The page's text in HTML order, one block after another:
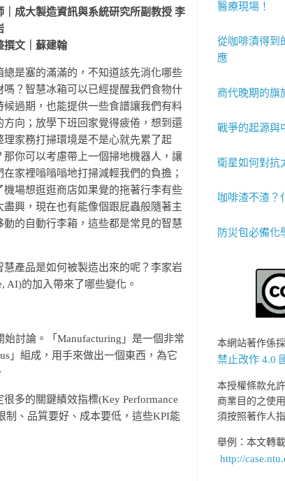
｜成大製造資訊與系統研究所副教授 李
文｜ 蘇建翰
總是塞的滿滿的，不知道該先消化哪些
嗎？智慧冰箱可以已經提醒我們食物什
候過期，也能提供一些食譜讓我們有料
方向；放學下班回家覺得疲倦，想到還
理家務打掃環境是不是心就先累了起
那你可以考慮帶上一個掃地機器人，讓
在家裡嗡嗡嗡地打掃減輕我們的負擔；
機場想逛逛商店如果覺的拖著行李有些
盡興，現在也有能像個跟屁蟲般隨著主
動的自動行李箱，這些都是常見的智慧
產品是如何被製造出來的呢？李家岩
AI)的加入帶來了哪些變化。
討論。「Manufacturing」是一個非常
」組成，用手來做出一個東西，為它
多的關鍵績效指標(Key Performance
制、品質要好、成本要低，這些KPI能
醫療現場！
從咖啡漬得到
應
商代晚期的旗
戰爭的起源與
衛星如何對抗
咖啡渣不渣？
防災包必備化
本網站著作係
禁止改作 4.0
本授權條款允
商業目的之使
須按照著作人
舉例：本文轉
http://